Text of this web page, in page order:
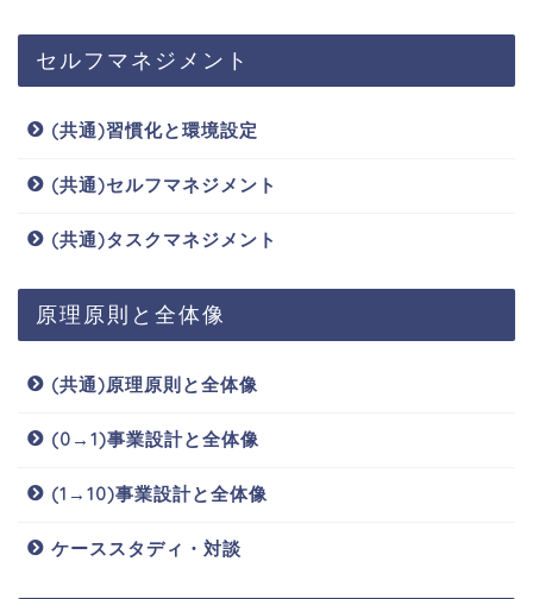
セルフマネジメント
(共通)習慣化と環境設定
(共通)セルフマネジメント
(共通)タスクマネジメント
原理原則と全体像
(共通)原理原則と全体像
(0→1)事業設計と全体像
(1→10)事業設計と全体像
ケーススタディ・対談